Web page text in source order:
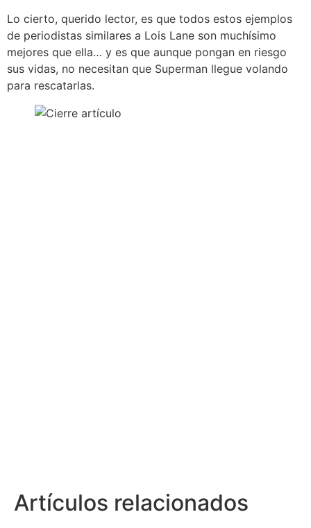
Lo cierto, querido lector, es que todos estos ejemplos
de periodistas similares a Lois Lane son muchísimo
mejores que ella… y es que aunque pongan en riesgo
sus vidas, no necesitan que Superman llegue volando
para rescatarlas.
Artículos relacionados